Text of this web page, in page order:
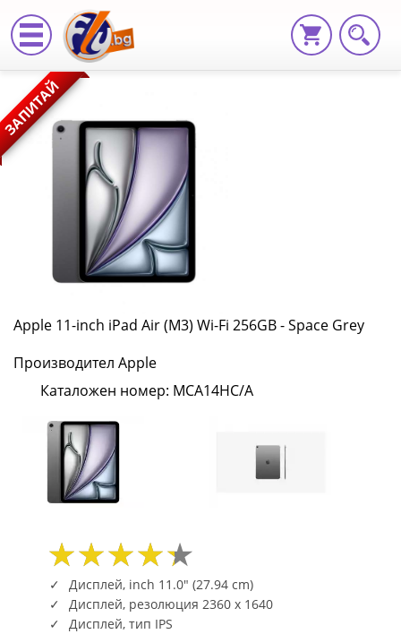
Apple
11-
inch
iPad
Air
(M3)
Wi-
Fi
256GB
-
Space
Grey
MCA14HC/A
|
Fly.bg
ЗАПИТАЙ
Apple 11-inch iPad Air (M3) Wi-Fi 256GB - Space Grey
Производител Apple
Каталожен номер: MCA14HC/A
Дисплей, inch 11.0" (27.94 cm)
Дисплей, резолюция 2360 x 1640
Дисплей, тип IPS